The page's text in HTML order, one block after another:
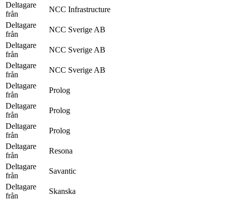
Deltagare
från
NCC Infrastructure
Deltagare
från
NCC Sverige AB
Deltagare
från
NCC Sverige AB
Deltagare
från
NCC Sverige AB
Deltagare
från
Prolog
Deltagare
från
Prolog
Deltagare
från
Prolog
Deltagare
från
Resona
Deltagare
från
Savantic
Deltagare
från
Skanska